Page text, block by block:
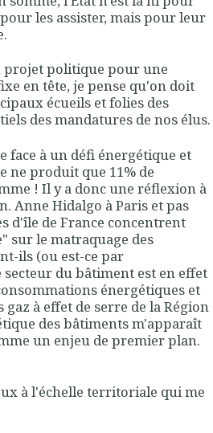
les assister, mais pour leur
projet politique pour une
en tête, je pense qu'on doit
écueils et folies des
des mandatures de nos élus.
face à un défi énergétique et
ne produit que 11% de
! Il y a donc une réflexion à
Anne Hidalgo à Paris et pas
d'île de France concentrent
sur le matraquage des
ils (ou est-ce par
secteur du bâtiment est en effet
énergétiques et
gaz à effet de serre de la Région
des bâtiments m'apparaît
un enjeu de premier plan.
à l'échelle territoriale qui me